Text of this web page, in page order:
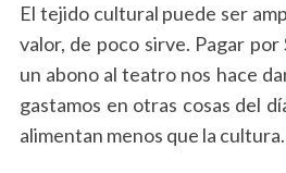
El tejido cultural puede ser
valor, de poco sirve. Pagar
un abono al teatro nos hace
gastamos en otras cosas del
alimentan menos que la cultura.
S
e